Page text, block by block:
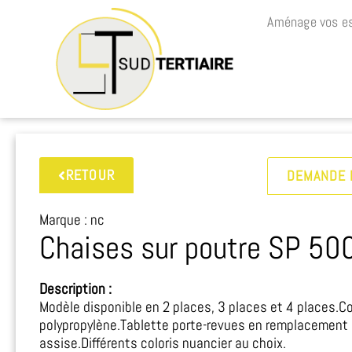
Aménage vos
RETOUR DEMANDE
Marque : nc
Chaises sur poutre SP
Description :
Modèle disponible en 2 places, 3 places et 4
polypropylène.Tablette porte-revues en remplacement
assise.Différents coloris nuancier au choix.